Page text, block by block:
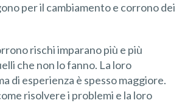
per il cambiamento e corrono dei
rischi imparano più e più
che non lo fanno. La loro
di esperienza è spesso maggiore.
risolvere i problemi e la loro